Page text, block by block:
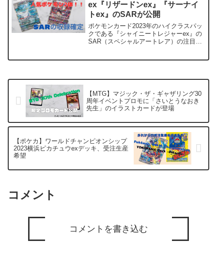
ex『リザードンex』『サーナイ
トex』のSARが公開
ポケモンカード2023年のハイクラスパッ
クである『シャイニートレジャーex』の
SAR（スペシャルアートレア）の注目ポ
【MTG】マジック・ザ・ギャザリング30
周年イベントプロモに「さいとうなおき
先生」のイラストカードが登場
【ポケカ】ワールドチャンピオンシップ
2023横浜ピカチュウexデッキ、受注生産
希望
コメント
コメントを書き込む